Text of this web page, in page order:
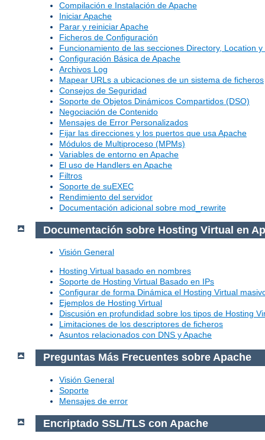
Compilación e Instalación de Apache
Iniciar Apache
Parar y reiniciar Apache
Ficheros de Configuración
Funcionamiento de las secciones Directory, Location y
Configuración Básica de Apache
Archivos Log
Mapear URLs a ubicaciones de un sistema de ficheros
Consejos de Seguridad
Soporte de Objetos Dinámicos Compartidos (DSO)
Negociación de Contenido
Mensajes de Error Personalizados
Fijar las direcciones y los puertos que usa Apache
Módulos de Multiproceso (MPMs)
Variables de entorno en Apache
El uso de Handlers en Apache
Filtros
Soporte de suEXEC
Rendimiento del servidor
Documentación adicional sobre mod_rewrite
Documentación sobre Hosting Virtual en
Visión General
Hosting Virtual basado en nombres
Soporte de Hosting Virtual Basado en IPs
Configurar de forma Dinámica el Hosting Virtual
Ejemplos de Hosting Virtual
Discusión en profundidad sobre los tipos de Hosting
Limitaciones de los descriptores de ficheros
Asuntos relacionados con DNS y Apache
Preguntas Más Frecuentes sobre Apache
Visión General
Soporte
Mensajes de error
Encriptado SSL/TLS con Apache